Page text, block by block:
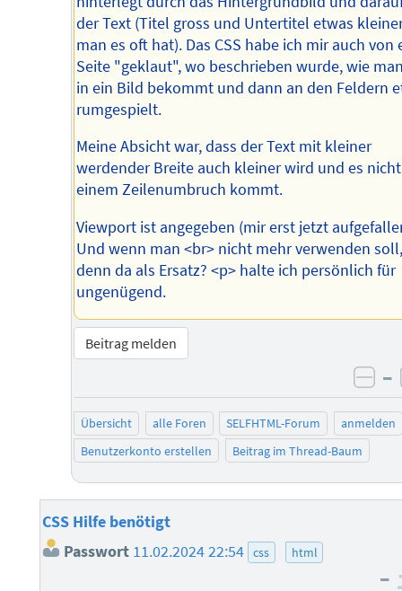
der Text (Titel gross und Untertitel etwas
man es oft hat). Das CSS habe ich mir auch von
Seite "geklaut", wo beschrieben wurde, wie
in ein Bild bekommt und dann an den Feldern
rumgespielt.
Meine Absicht war, dass der Text mit kleiner
werdender Breite auch kleiner wird und es
einem Zeilenumbruch kommt.
Viewport ist angegeben (mir erst jetzt
Und wenn man <br> nicht mehr verwenden
denn da als Ersatz? <p> halte ich persönlich für
ungenügend.
Beitrag melden
–
Übersicht alle Foren SELFHTML-Forum
anmelden
Benutzerkonto erstellen
Beitrag im Thread-Baum
CSS Hilfe benötigt
Passwort 11.02.2024 22:54 css html
–